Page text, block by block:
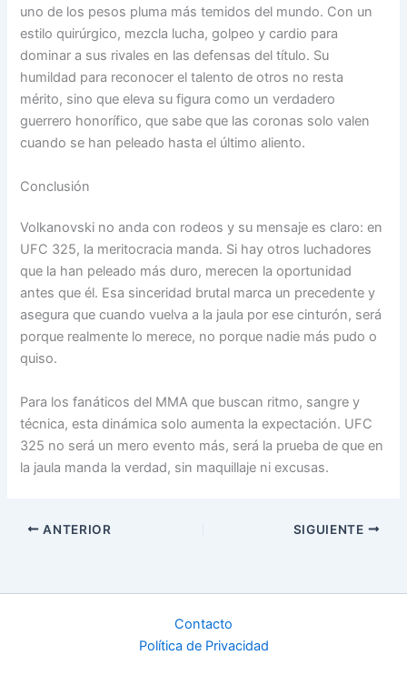
uno de los pesos pluma más temidos del mundo. Con un
estilo quirúrgico, mezcla lucha, golpeo y cardio para
dominar a sus rivales en las defensas del título. Su
humildad para reconocer el talento de otros no resta
mérito, sino que eleva su figura como un verdadero
guerrero honorífico, que sabe que las coronas solo valen
cuando se han peleado hasta el último aliento.
Conclusión
Volkanovski no anda con rodeos y su mensaje es claro: en
UFC 325, la meritocracia manda. Si hay otros luchadores
que la han peleado más duro, merecen la oportunidad
antes que él. Esa sinceridad brutal marca un precedente y
asegura que cuando vuelva a la jaula por ese cinturón, será
porque realmente lo merece, no porque nadie más pudo o
quiso.
Para los fanáticos del MMA que buscan ritmo, sangre y
técnica, esta dinámica solo aumenta la expectación. UFC
325 no será un mero evento más, será la prueba de que en
la jaula manda la verdad, sin maquillaje ni excusas.
ANTERIOR SIGUIENTE
Contacto
Política de Privacidad